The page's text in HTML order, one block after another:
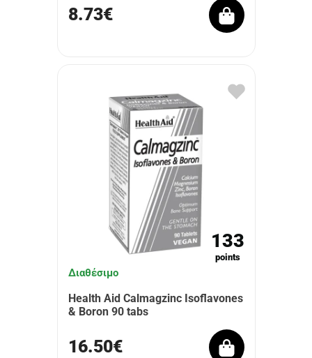
8.73€
133
points
Διαθέσιμο
Health Aid Calmagzinc Isoflavones
& Boron 90 tabs
16.50€